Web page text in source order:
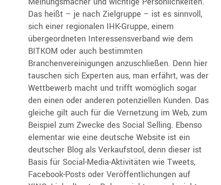
Das heißt – je nach Zielgruppe – ist es sinnvoll,
sich einer regionalen IHK-Gruppe, einem
übergeordneten Interessensverband wie dem
BITKOM oder auch bestimmten
Branchenvereinigungen anzuschließen. Denn hier
tauschen sich Experten aus, man erfährt, was der
Wettbewerb macht und trifft womöglich sogar
den einen oder anderen potenziellen Kunden. Das
gleiche gilt auch für die Vernetzung im Web, zum
Beispiel zum Zwecke des Social Selling. Ebenso
elementar wie eine deutsche Website ist ein
deutscher Blog als Verkaufstool, denn dieser ist
Basis für Social-Media-Aktivitäten wie Tweets,
Facebook-Posts oder Veröffentlichungen auf